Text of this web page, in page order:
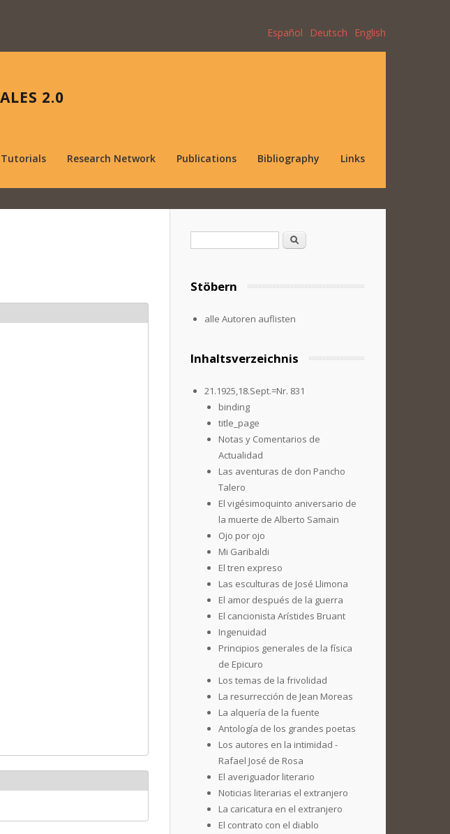
Español Deutsch English
2.0
Tutorials Research Network Publications Bibliography Links
Search
Stöbern
alle Autoren auflisten
Inhaltsverzeichnis
21.1925,18.Sept.=Nr. 831
binding
title_page
Notas y Comentarios de
Actualidad
Las aventuras de don Pancho
Talero
El vigésimoquinto aniversario de
la muerte de Alberto Samain
Ojo por ojo
Mi Garibaldi
El tren expreso
Las esculturas de José Llimona
El amor después de la guerra
El cancionista Arístides Bruant
Ingenuidad
Principios generales de la física
de Epicuro
Los temas de la frivolidad
La resurrección de Jean Moreas
La alquería de la fuente
Antología de los grandes poetas
Los autores en la intimidad -
Rafael José de Rosa
El averiguador literario
Noticias literarias el extranjero
La caricatura en el extranjero
El contrato con el diablo